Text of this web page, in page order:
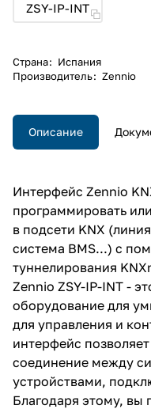
ZSY-IP-INT
Страна: Испания
Производитель: Zennio
Описание
Интерфейс Zennio
программировать
в подсети KNX
система BMS...) с
туннелирования
Zennio ZSY-IP-INT -
оборудование для
для управления и
интерфейс
соединение между
устройствами,
Благодаря этому, вы